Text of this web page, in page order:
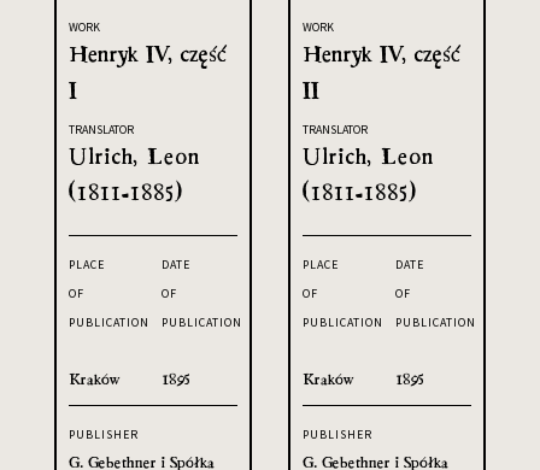
WORK
Henryk IV, część
I
TRANSLATOR
Ulrich, Leon
(1811-1885)
PLACE
OF
PUBLICATION
Kraków
DATE
OF
PUBLICATION
1895
PUBLISHER
G. Gebethner i Spółka
WORK
Henryk IV, część
II
TRANSLATOR
Ulrich, Leon
(1811-1885)
PLACE
OF
PUBLICATION
Kraków
DATE
OF
PUBLICATION
1895
PUBLISHER
G. Gebethner i Spółka